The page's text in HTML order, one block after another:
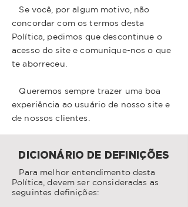
Se você, por algum motivo, não
concordar com os termos desta
Política, pedimos que descontinue o
acesso do site e comunique-nos o que
te aborreceu.
Queremos sempre trazer uma boa
experiência ao usuário de nosso site e
de nossos clientes.
DICIONÁRIO DE DEFINIÇÕES
Para melhor entendimento desta
Política, devem ser consideradas as
seguintes definições: